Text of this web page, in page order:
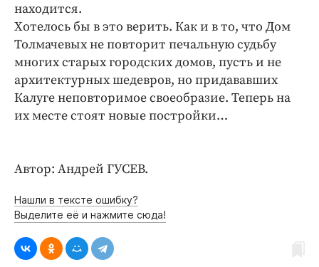
находится.
Хотелось бы в это верить. Как и в то, что Дом
Толмачевых не повторит печальную судьбу
многих старых городских домов, пусть и не
архитектурных шедевров, но придававших
Калуге неповторимое своеобразие. Теперь на
их месте стоят новые постройки…
Автор: Андрей ГУСЕВ.
Нашли в тексте ошибку?
Выделите её и нажмите сюда!